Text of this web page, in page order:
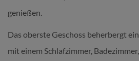
genießen.
Das oberste Geschoss beherbergt
mit einem Schlafzimmer,